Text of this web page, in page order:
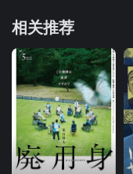
相关推荐